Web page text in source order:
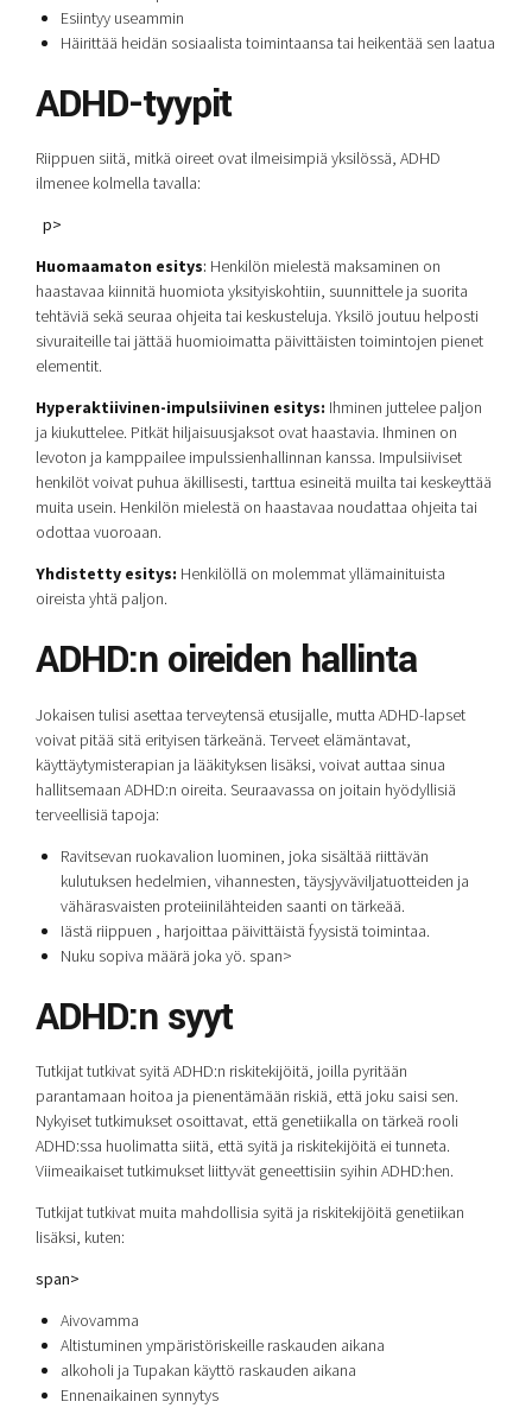
Esiintyy useammin
Häirittää heidän sosiaalista toimintaansa tai heikentää sen laatua
ADHD-tyypit
Riippuen siitä, mitkä oireet ovat ilmeisimpiä yksilössä, ADHD
ilmenee kolmella tavalla:
p>
Huomaamaton esitys: Henkilön mielestä maksaminen on
haastavaa kiinnitä huomiota yksityiskohtiin, suunnittele ja suorita
tehtäviä sekä seuraa ohjeita tai keskusteluja. Yksilö joutuu helposti
sivuraiteille tai jättää huomioimatta päivittäisten toimintojen pienet
elementit.
Hyperaktiivinen-impulsiivinen esitys: Ihminen juttelee paljon
ja kiukuttelee. Pitkät hiljaisuusjaksot ovat haastavia. Ihminen on
levoton ja kamppailee impulssienhallinnan kanssa. Impulsiiviset
henkilöt voivat puhua äkillisesti, tarttua esineitä muilta tai keskeyttää
muita usein. Henkilön mielestä on haastavaa noudattaa ohjeita tai
odottaa vuoroaan.
Yhdistetty esitys: Henkilöllä on molemmat yllämainituista
oireista yhtä paljon.
ADHD:n oireiden hallinta
Jokaisen tulisi asettaa terveytensä etusijalle, mutta ADHD-lapset
voivat pitää sitä erityisen tärkeänä. Terveet elämäntavat,
käyttäytymisterapian ja lääkityksen lisäksi, voivat auttaa sinua
hallitsemaan ADHD:n oireita. Seuraavassa on joitain hyödyllisiä
terveellisiä tapoja:
Ravitsevan ruokavalion luominen, joka sisältää riittävän
kulutuksen hedelmien, vihannesten, täysjyväviljatuotteiden ja
vähärasvaisten proteiinilähteiden saanti on tärkeää.
Iästä riippuen , harjoittaa päivittäistä fyysistä toimintaa.
Nuku sopiva määrä joka yö. span>
ADHD:n syyt
Tutkijat tutkivat syitä ADHD:n riskitekijöitä, joilla pyritään
parantamaan hoitoa ja pienentämään riskiä, ​​että joku saisi sen.
Nykyiset tutkimukset osoittavat, että genetiikalla on tärkeä rooli
ADHD:ssa huolimatta siitä, että syitä ja riskitekijöitä ei tunneta.
Viimeaikaiset tutkimukset liittyvät geneettisiin syihin ADHD:hen.
Tutkijat tutkivat muita mahdollisia syitä ja riskitekijöitä genetiikan
lisäksi, kuten:
span>
Aivovamma
Altistuminen ympäristöriskeille raskauden aikana
alkoholi ja Tupakan käyttö raskauden aikana
Ennenaikainen synnytys